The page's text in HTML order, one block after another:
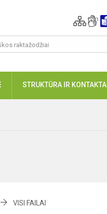
DAUGIAUSTRUKTŪRA IR KONTAKTAI
VISI FAILAI